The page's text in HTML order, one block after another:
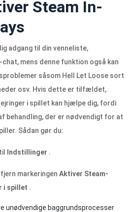
Steam In-
adgang til din venneliste,
mens denne funktion også kan
såsom Hell Let Loose sort
osv. Hvis dette er tilfældet,
i spillet kan hjælpe dig, fordi
behandling, der er nødvendigt for at
Sådan gør du:
Indstillinger .
markeringen Aktiver Steam-
i spillet .
unødvendige baggrundsprocesser